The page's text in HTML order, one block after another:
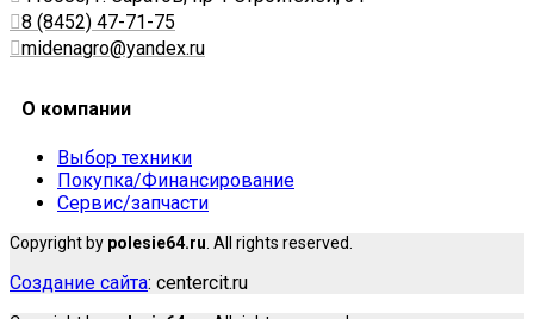
8 (8452) 47-71-75
midenagro@yandex.ru
О компании
Выбор техники
Покупка/Финансирование
Сервис/запчасти
Copyright by polesie64.ru . All rights reserved.
Создание сайта: centercit.ru